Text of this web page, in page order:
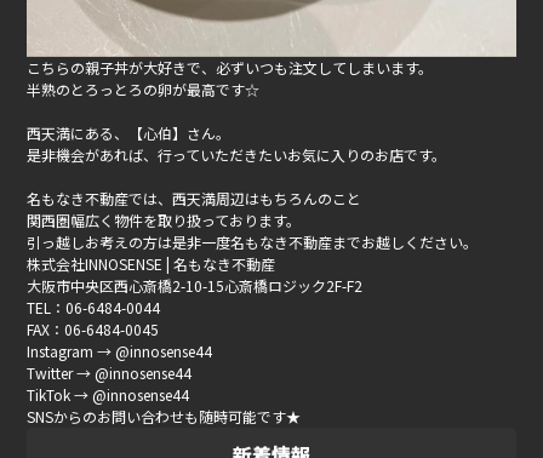
こちらの親子丼が大好きで、必ずいつも注文してしまいます。
半熟のとろっとろの卵が最高です☆
西天満にある、【心伯】さん。
是非機会があれば、行っていただきたいお気に入りのお店です。
名もなき不動産では、西天満周辺はもちろんのこと
関西圏幅広く物件を取り扱っております。
引っ越しお考えの方は是非一度名もなき不動産までお越しください。
株式会社INNOSENSE | 名もなき不動産
大阪市中央区西心斎橋2-10-15心斎橋ロジック2F-F2
TEL：06-6484-0044
FAX：06-6484-0045
Instagram → @innosense44
Twitter → @innosense44
TikTok → @innosense44
SNSからのお問い合わせも随時可能です★